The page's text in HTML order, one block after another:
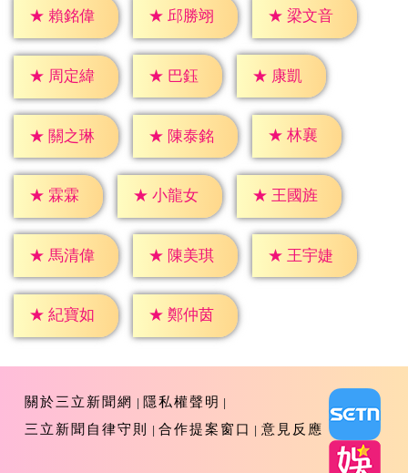
★ 賴銘偉 ★ 邱勝翊 ★ 梁文音
★ 周定緯 ★ 巴鈺 ★ 康凱
★ 關之琳 ★ 陳泰銘 ★ 林襄
★ 霖霖 ★ 小龍女 ★ 王國旌
★ 馬清偉 ★ 陳美琪 ★ 王宇婕
★ 紀寶如 ★ 鄭仲茵
關於三立新聞網
隱私權聲明
三立新聞自律守則
合作提案窗口 意見反應